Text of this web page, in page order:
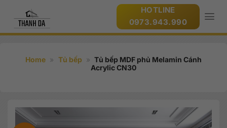
HOTLINE
0973.943.990
Home » Tủ bếp » Tủ bếp MDF phủ Melamin Cánh
Acrylic CN30